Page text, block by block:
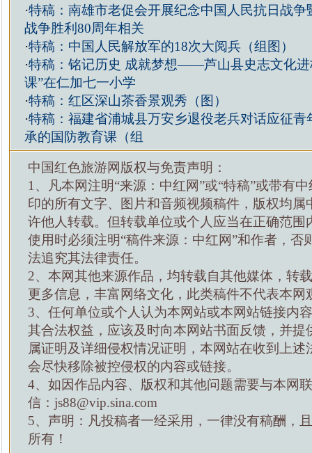
·特稿：南雄市老促会开展纪念中国人民抗日战争
战争胜利80周年相关
·特稿：中国人民解放军的18次大阅兵（组图）
·特稿：铭记历史 成就梦想——芦山县史志文化进
课”在仁加七一小学
·特稿：红区深山茶香景观秀（图）
·特稿：福建省浦城县万安乡退役老兵对话应征青
承的国防教育课（组
中国红色旅游网版权与免责声明：
1、凡本网注明“来源：中红网”或“特稿”或带有
印的所有文字、图片和音频视频稿件，版权均属
许他人转载。但转载单位或个人应当在正确范围
使用时必须注明“稿件来源：中红网”和作者，否
法追究其法律责任。
2、本网其他来源作品，均转载自其他媒体，转
更多信息，丰富网络文化，此类稿件不代表本网
3、任何单位或个人认为本网站或本网站链接内
其合法权益，应该及时向本网站书面反馈，并提
属证明及详细侵权情况证明，本网站在收到上述
会尽快移除被控侵权的内容或链接。
4、如因作品内容、版权和其他问题需要与本网
信：js88@vip.sina.com
5、声明：凡投稿者一经采用，一律没有稿酬，
所有！